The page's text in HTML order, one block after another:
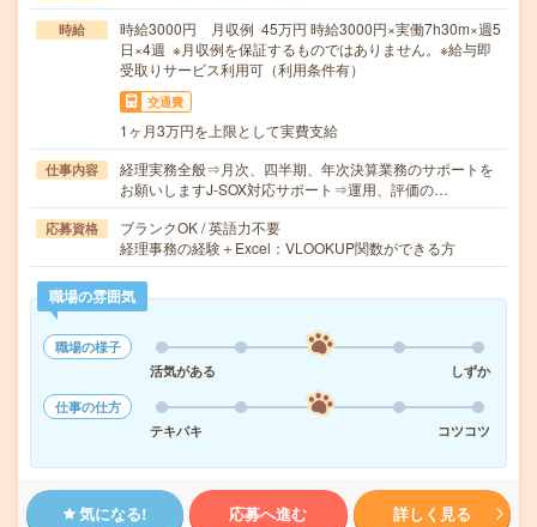
時給
時給3000円 月収例 45万円 時給3000円×実働7h30m×週5
日×4週 ※月収例を保証するものではありません。※給与即
受取りサービス利用可（利用条件有）
交通費
1ヶ月3万円を上限として実費支給
仕事内容
経理実務全般⇒月次、四半期、年次決算業務のサポートを
お願いしますJ-SOX対応サポート⇒運用、評価の…
応募資格
ブランクOK / 英語力不要
経理事務の経験＋Excel：VLOOKUP関数ができる方
職場の雰囲気
職場の様子
活気がある
しずか
仕事の仕方
テキパキ
コツコツ
気になる! 応募へ進む 詳しく見る